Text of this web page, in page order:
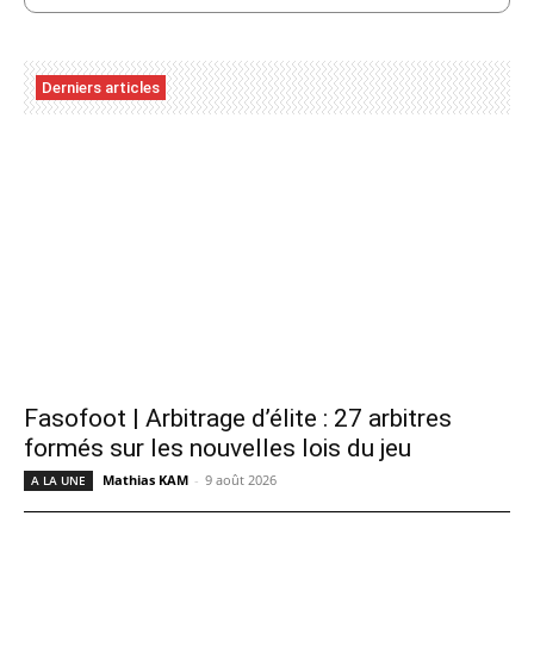
Derniers articles
Fasofoot | Arbitrage d’élite : 27 arbitres
formés sur les nouvelles lois du jeu
A LA UNE Mathias KAM - 9 août 2026